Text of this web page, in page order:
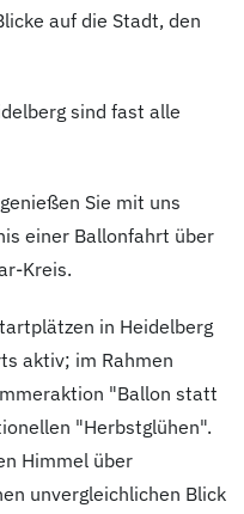
auf die Stadt, den
sind fast alle
Sie mit uns
einer Ballonfahrt über
Kreis.
in Heidelberg
aktiv; im Rahmen
"Ballon statt
"Herbstglühen".
Himmel über
unvergleichlichen Blick